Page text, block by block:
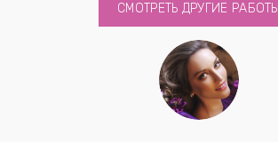
СМОТРЕТЬ ДРУГИЕ РАБОТЫ